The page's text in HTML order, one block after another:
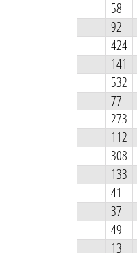
58
92
424
141
532
77
273
112
308
133
41
37
49
13